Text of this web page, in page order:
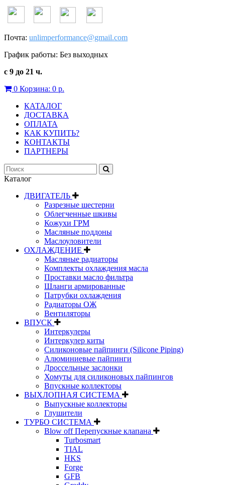
Почта: unlimperformance@gmail.com
График работы: Без выходных
с 9 до 21 ч.
0 Корзина: 0 р.
КАТАЛОГ
ДОСТАВКА
ОПЛАТА
КАК КУПИТЬ?
КОНТАКТЫ
ПАРТНЕРЫ
Каталог
ДВИГАТЕЛЬ
Разрезные шестерни
Облегченные шкивы
Кожухи ГРМ
Масляные поддоны
Маслоуловители
ОХЛАЖДЕНИЕ
Масляные радиаторы
Комплекты охлаждения масла
Проставки масло фильтра
Шланги армированные
Патрубки охлаждения
Радиаторы ОЖ
Вентиляторы
ВПУСК
Интеркулеры
Интеркулер киты
Силиконовые пайпинги (Silicone Piping)
Алюминиевые пайпинги
Дроссельные заслонки
Хомуты для силиконовых пайпингов
Впускные коллекторы
ВЫХЛОПНАЯ СИСТЕМА
Выпускные коллекторы
Глушители
ТУРБО СИСТЕМА
Blow off Перепускные клапана
Turbosmart
TIAL
HKS
Forge
GFB